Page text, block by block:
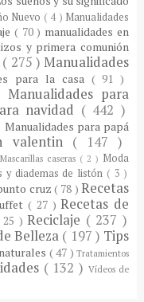
Nuevo ( 4 ) Manualidades
( 70 ) manualidades en
y primera comunión
( 275 )Manualidades
para la casa ( 91 )
)Manualidades para
navidad ( 442 )
Manualidades para papá
valentin ( 147 )
Mascarillas caseras ( 2 ) Moda
y diademas de listón ( 3 )
cruz( 78 )Recetas
( 27 )Recetas de
25 )Reciclaje ( 237 )
Belleza ( 197 ) Tips
( 47 )Tratamientos
( 132 ) Vídeos de